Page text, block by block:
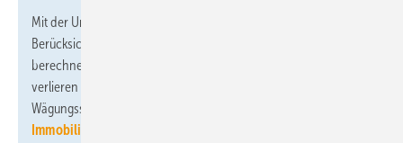
Mit der Umstellung wurden alle Indizes ab Februar 2021 unter
Berücksichtigung der aktualisierten Wägungsschemata neu
berechnet. Die auf der alten Basis 2015 ermittelten Preisindizes
verlieren damit ihre Gültigkeit. Die aktualisierten
Wägungsschemata sind auf der Themenseite
Immobilienpreisindex